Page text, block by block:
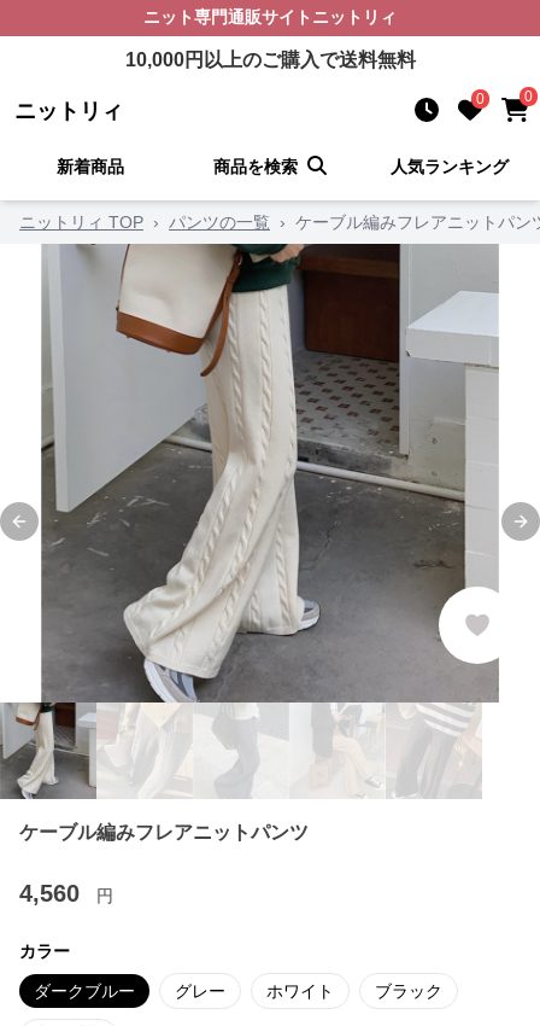
ニット専門通販サイト ニットリィ
10,000円以上のご購入で送料無料
ニットリィ 0 0
新着商品 商品を検索 人気ランキング
ニットリィ TOP › パンツの一覧 › ケーブル編みフレアニットパン
Previous slide
ケーブル編みフレアニットパンツ
4,560 円
カラー
ダークブルー グレー ホワイト ブラック